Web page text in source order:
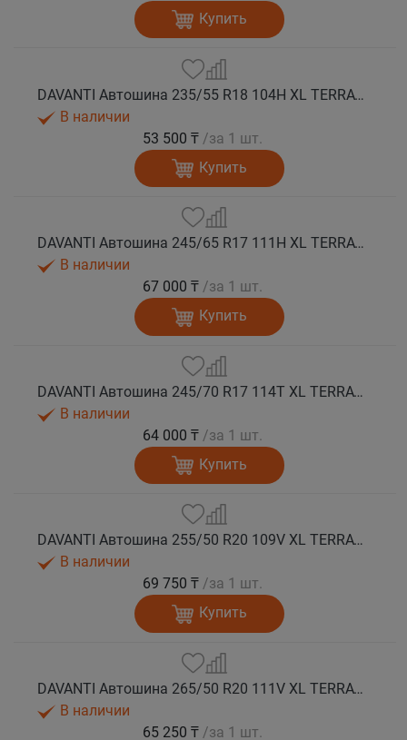
Купить
DAVANTI Автошина 235/55 R18 104H XL TERRATOURA A/T RWL RPR M+S
В наличии
53 500 ₸ /за 1 шт.
Купить
DAVANTI Автошина 245/65 R17 111H XL TERRATOURA A/T RWL RPR M+S
В наличии
67 000 ₸ /за 1 шт.
Купить
DAVANTI Автошина 245/70 R17 114T XL TERRATOURA A/T RBL RPR M+S
В наличии
64 000 ₸ /за 1 шт.
Купить
DAVANTI Автошина 255/50 R20 109V XL TERRATOURA A/T RBL RPR M+S
В наличии
69 750 ₸ /за 1 шт.
Купить
DAVANTI Автошина 265/50 R20 111V XL TERRATOURA A/T RWL RPR M+S
В наличии
65 250 ₸ /за 1 шт.